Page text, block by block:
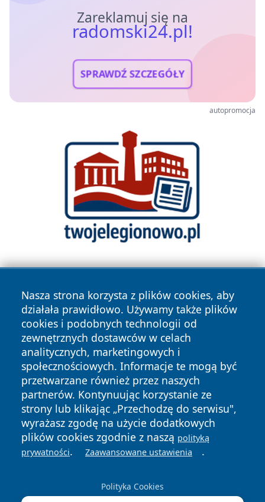
Zareklamuj się na
radomski24.pl!
SPRAWDŹ SZCZEGÓŁY
autopromocja
Nasza strona korzysta z plików cookies, aby
działała prawidłowo. Używamy także plików
cookies i podobnych technologii od
zewnętrznych dostawców w celach
analitycznych, marketingowych i
społecznościowych. Informacje te mogą być
przetwarzane również przez naszych
partnerów. Kontynuując korzystanie ze
strony lub klikając „Przechodzę do serwisu",
wyrażasz zgodę na użycie dodatkowych
plików cookies zgodnie z naszą polityką
prywatności. Zaawansowane ustawienia .
Polityka Cookies
Copyright © 2026 radomski24.pl Wszystkie prawa
zastrzeżone.
News Autorzy
Polityka
Prywatności
Polityka
Cookies